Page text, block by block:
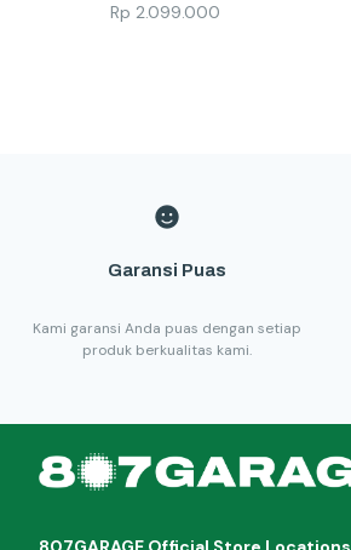
Rp 2.099.000
Garansi Puas
Kami garansi Anda puas dengan setiap
produk berkualitas kami.